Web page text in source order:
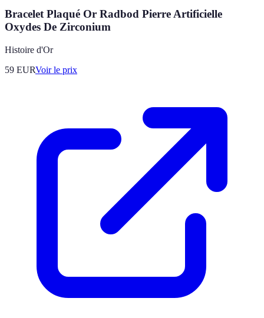
Bracelet Plaqué Or Radbod Pierre Artificielle
Oxydes De Zirconium
Histoire d'Or
59 EURVoir le prix